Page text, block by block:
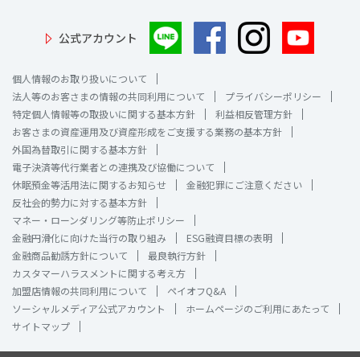
公式アカウント
個人情報のお取り扱いについて
法人等のお客さまの情報の共同利用について
プライバシーポリシー
特定個人情報等の取扱いに関する基本方針
利益相反管理方針
お客さまの資産運用及び資産形成をご支援する業務の基本方針
外国為替取引に関する基本方針
電子決済等代行業者との連携及び協働について
休眠預金等活用法に関するお知らせ
金融犯罪にご注意ください
反社会的勢力に対する基本方針
マネー・ローンダリング等防止ポリシー
金融円滑化に向けた当行の取り組み
ESG融資目標の表明
金融商品勧誘方針について
最良執行方針
カスタマーハラスメントに関する考え方
加盟店情報の共同利用について
ペイオフQ&A
ソーシャルメディア公式アカウント
ホームページのご利用にあたって
サイトマップ